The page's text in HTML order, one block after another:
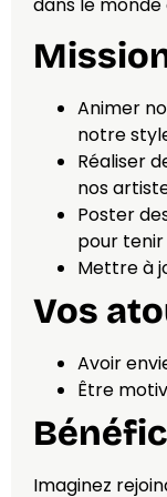
dans le
Animer
notre
Réaliser
nos
Poster
pour
Mettre à
Vos
Avoir
Être
Imaginez